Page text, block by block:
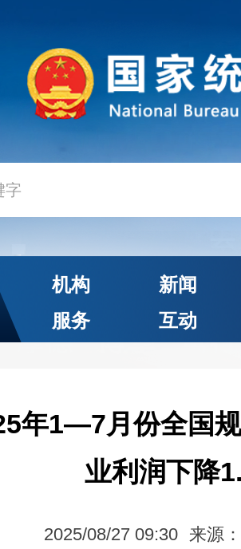
机构
新闻
服务
互动
年1—7月份全国
业利润下降
2025/08/27 09:30 来源